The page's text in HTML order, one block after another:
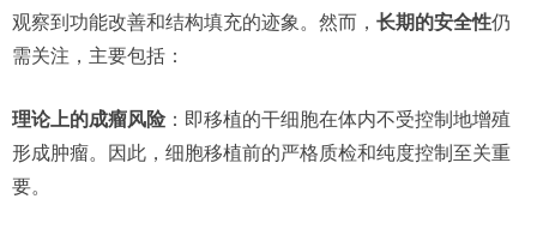
观察到功能改善和结构填充的迹象。然而， 长期的安全性仍
需关注，主要包括：
理论上的成瘤风险：即移植的干细胞在体内不受控制地增殖
形成肿瘤。因此，细胞移植前的严格质检和纯度控制至关重
要。